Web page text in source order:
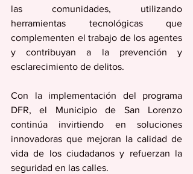
las comunidades, utilizando
herramientas tecnológicas que
complementen el trabajo de los agentes
y contribuyan a la prevención y
esclarecimiento de delitos.
Con la implementación del programa
DFR, el Municipio de San Lorenzo
continúa invirtiendo en soluciones
innovadoras que mejoran la calidad de
vida de los ciudadanos y refuerzan la
seguridad en las calles.